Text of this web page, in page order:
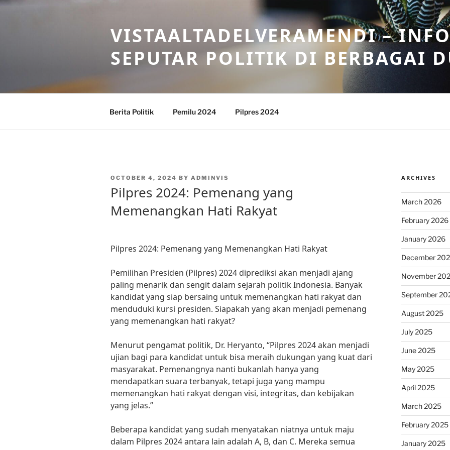
Skip
VISTAALTADELVERAMENDI –
SEPUTAR POLITIK DI BERBAGAI
Berita Politik Pemilu 2024 Pilpres 2024
POSTED
OCTOBER 4, 2024 BY ADMINVIS
Pilpres 2024: Pemenang yang
Memenangkan Hati Rakyat
Pilpres 2024: Pemenang yang Memenangkan Hati Rakyat
Pemilihan Presiden (Pilpres) 2024 diprediksi akan menjadi ajang
paling menarik dan sengit dalam sejarah politik Indonesia. Banyak
kandidat yang siap bersaing untuk memenangkan hati rakyat dan
menduduki kursi presiden. Siapakah yang akan menjadi pemenang
yang memenangkan hati rakyat?
Menurut pengamat politik, Dr. Heryanto, “Pilpres 2024 akan menjadi
ujian bagi para kandidat untuk bisa meraih dukungan yang kuat dari
masyarakat. Pemenangnya nanti bukanlah hanya yang
mendapatkan suara terbanyak, tetapi juga yang mampu
memenangkan hati rakyat dengan visi, integritas, dan kebijakan
yang jelas.”
Beberapa kandidat yang sudah menyatakan niatnya untuk maju
dalam Pilpres 2024 antara lain adalah A, B, dan C. Mereka semua
ARCHIVES
March 2026
February 2026
January 2026
December
November
September
August 2025
July 2025
June 2025
May 2025
April 2025
March 2025
February 2025
January 2025